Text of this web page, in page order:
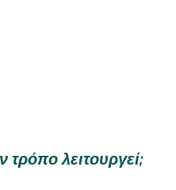
τρόπο λειτουργεί;